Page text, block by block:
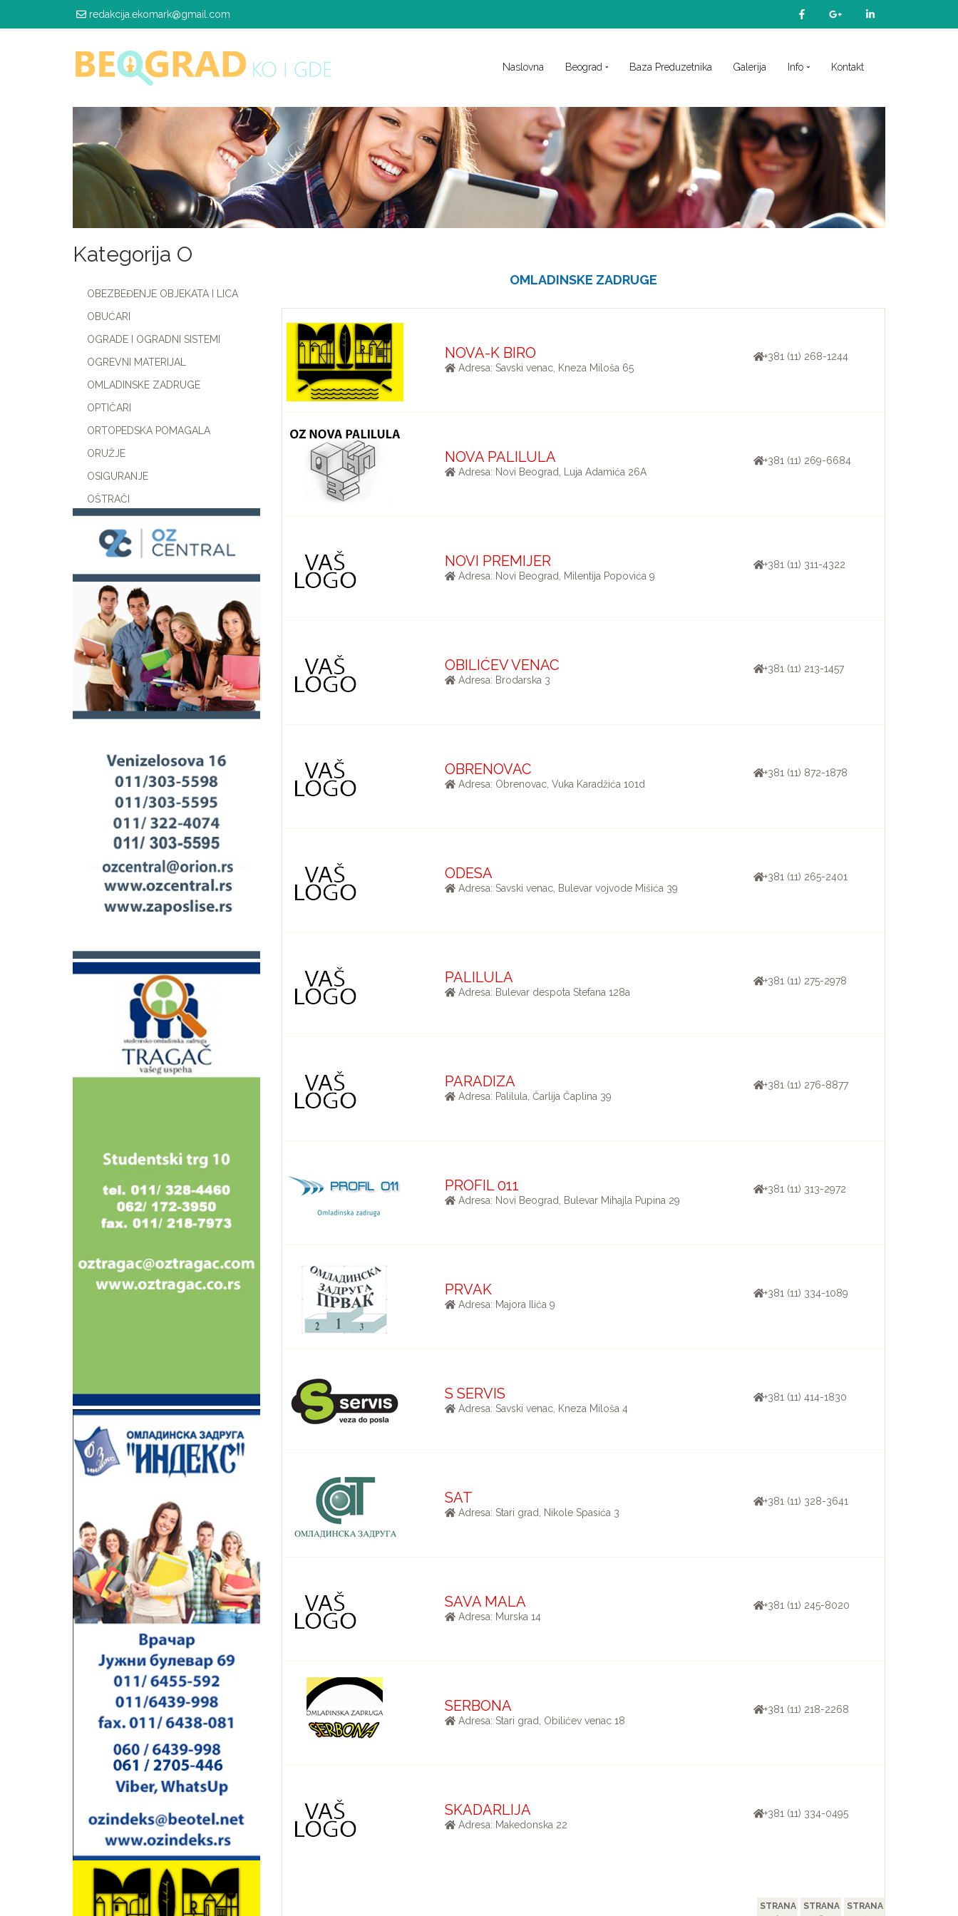
redakcija.ekomark@gmail.com
Naslovna Beograd Baza Preduzetnika Galerija Info Kontakt
Kategorija O
OBEZBEĐENJE OBJEKATA I LICA
OBUĆARI
OGRADE I OGRADNI SISTEMI
OGREVNI MATERIJAL
OMLADINSKE ZADRUGE
OPTIČARI
ORTOPEDSKA POMAGALA
ORUŽJE
OSIGURANJE
OŠTRAČI
OMLADINSKE ZADRUGE
NOVA-K BIRO
Adresa: Savski venac, Kneza Miloša 65
+381 (11) 268-1244
NOVA PALILULA
Adresa: Novi Beograd, Luja Adamića 26A
+381 (11) 269-6684
NOVI PREMIJER
Adresa: Novi Beograd, Milentija Popovića 9
+381 (11) 311-4322
OBILIĆEV VENAC
Adresa: Brodarska 3
+381 (11) 213-1457
OBRENOVAC
Adresa: Obrenovac, Vuka Karadžića 101d
+381 (11) 872-1878
ODESA
Adresa: Savski venac, Bulevar vojvode Mišića 39
+381 (11) 265-2401
PALILULA
Adresa: Bulevar despota Stefana 128a
+381 (11) 275-2978
PARADIZA
Adresa: Palilula, Čarlija Čaplina 39
+381 (11) 276-8877
PROFIL 011
Adresa: Novi Beograd, Bulevar Mihajla Pupina 29
+381 (11) 313-2972
PRVAK
Adresa: Majora Ilića 9
+381 (11) 334-1089
S SERVIS
Adresa: Savski venac, Kneza Miloša 4
+381 (11) 414-1830
SAT
Adresa: Stari grad, Nikole Spasića 3
+381 (11) 328-3641
SAVA MALA
Adresa: Murska 14
+381 (11) 245-8020
SERBONA
Adresa: Stari grad, Obilićev venac 18
+381 (11) 218-2268
SKADARLIJA
Adresa: Makedonska 22
+381 (11) 334-0495
STRANA
STRANA
STRANA